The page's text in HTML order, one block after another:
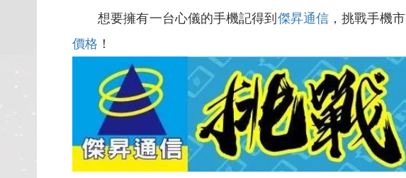
想要擁有一台心儀的手機記得到 傑昇通信，挑戰手機
價格 ！